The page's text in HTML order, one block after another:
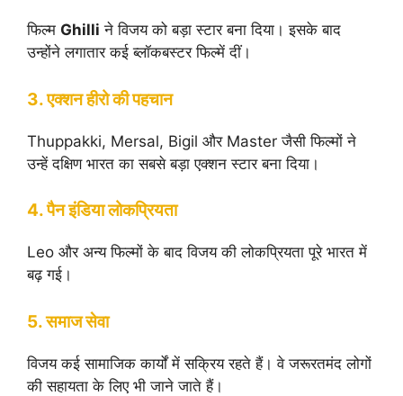
फिल्म Ghilli ने विजय को बड़ा स्टार बना दिया। इसके बाद
उन्होंने लगातार कई ब्लॉकबस्टर फिल्में दीं।
3. एक्शन हीरो की पहचान
Thuppakki, Mersal, Bigil और Master जैसी फिल्मों ने
उन्हें दक्षिण भारत का सबसे बड़ा एक्शन स्टार बना दिया।
4. पैन इंडिया लोकप्रियता
Leo और अन्य फिल्मों के बाद विजय की लोकप्रियता पूरे भारत में
बढ़ गई।
5. समाज सेवा
विजय कई सामाजिक कार्यों में सक्रिय रहते हैं। वे जरूरतमंद लोगों
की सहायता के लिए भी जाने जाते हैं।